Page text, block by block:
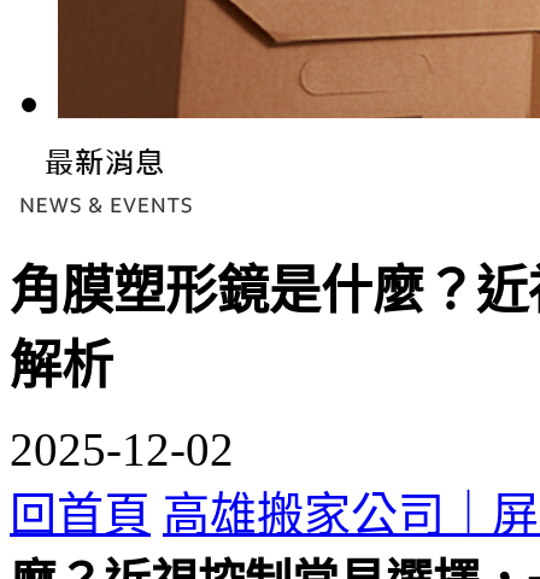
角膜塑形鏡是什麼？
解析
2025-12-02
回首頁 高雄搬家公司｜